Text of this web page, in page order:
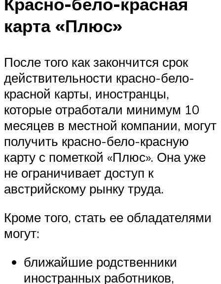
карта «Плюс»
После того как закончится срок
действительности красно-бело-
красной карты, иностранцы,
которые отработали минимум 10
месяцев в местной компании, могут
получить красно-бело-красную
карту с пометкой «Плюс». Она уже
не ограничивает доступ к
австрийскому рынку труда.
Кроме того, стать ее обладателями
могут:
ближайшие родственники
иностранных работников,